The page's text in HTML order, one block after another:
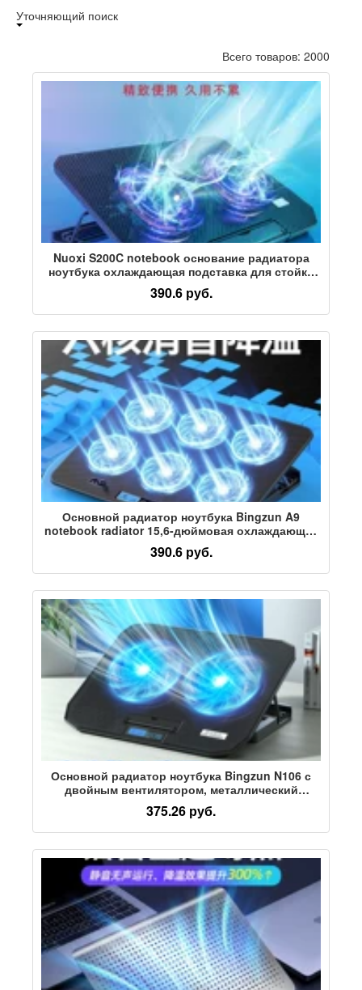
Уточняющий поиск
Всего товаров: 2000
Nuoxi S200C notebook основание радиатора
ноутбука охлаждающая подставка для стойки
14 15,6 дюймов бесшумная
390.6 руб.
Основной радиатор ноутбука Bingzun A9
notebook radiator 15,6-дюймовая охлаждающая
база для ноутбука бесшумный кронштейн для
охлаждения выхлопных газов
390.6 руб.
Основной радиатор ноутбука Bingzun N106 с
двойным вентилятором, металлический
сетчатый кронштейн для компьютера,
подставка для охлаждения игровых книг
375.26 руб.